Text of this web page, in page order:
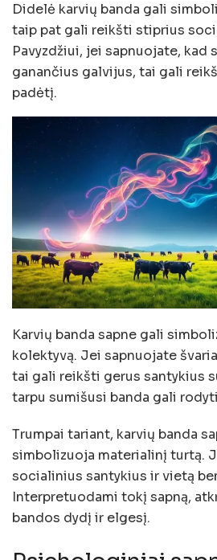
Didelė karvių banda gali
taip pat gali reikšti stiprius
Pavyzdžiui, jei sapnuojate, kad
ganančius galvijus, tai gali
padėtį.
Karvių banda sapne gali
kolektyvą. Jei sapnuojate
tai gali reikšti gerus santykius
tarpu sumišusi banda gali
Trumpai tariant, karvių banda
simbolizuoja materialinį turtą.
socialinius santykius ir vietą
Interpretuodami tokį sapną,
bandos dydį ir elgesį.